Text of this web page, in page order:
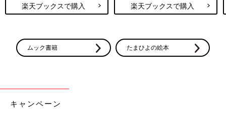
楽天ブックスで購入 楽天ブックスで購入
ムック書籍 たまひよの絵本
キャンペーン